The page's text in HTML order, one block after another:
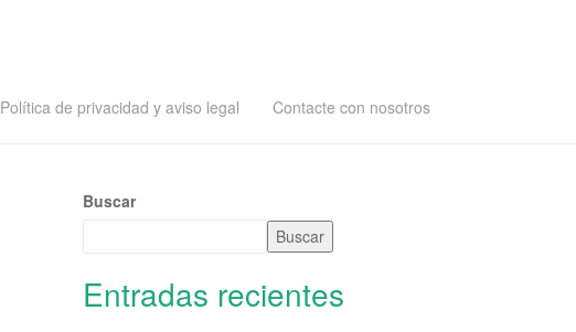
Política de privacidad y aviso legal Contacte con nosotros
Buscar
Buscar
Entradas recientes